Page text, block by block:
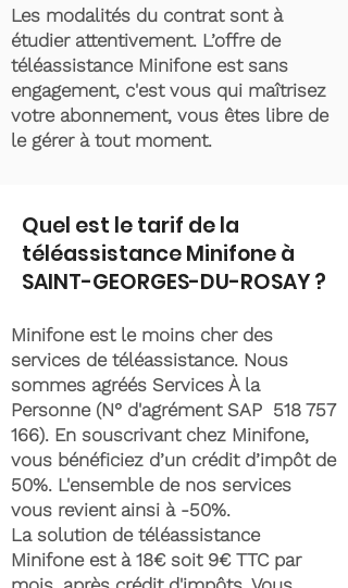
Les modalités du contrat sont à
étudier attentivement. L’offre de
téléassistance Minifone est sans
engagement, c'est vous qui maîtrisez
votre abonnement, vous êtes libre de
le gérer à tout moment.
Quel est le tarif de la
téléassistance Minifone à
SAINT-GEORGES-DU-ROSAY ?
Minifone est le moins cher des
services de téléassistance. Nous
sommes agréés Services À la
Personne (N° d'agrément SAP 518 757
166). En souscrivant chez Minifone,
vous bénéficiez d’un crédit d’impôt de
50%. L'ensemble de nos services
vous revient ainsi à -50%.
La solution de téléassistance
Minifone est à 18€ soit 9€ TTC par